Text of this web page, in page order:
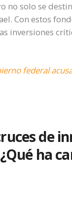
no solo se
Con estos
inversiones
federal
de
ha